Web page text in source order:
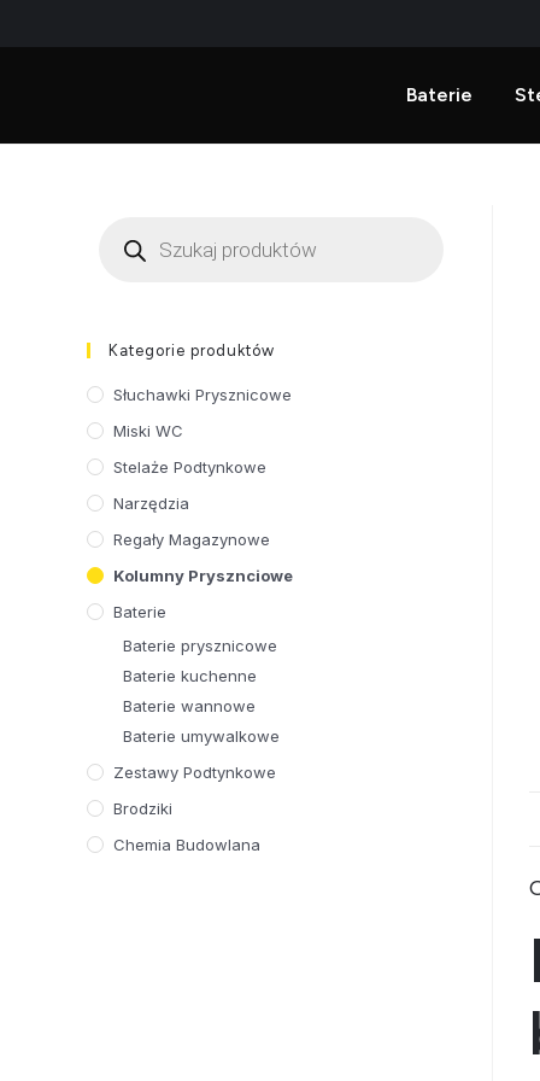
Baterie
Kategorie produktów
Słuchawki Prysznicowe
Miski WC
Stelaże Podtynkowe
Narzędzia
Regały Magazynowe
Kolumny Prysznciowe
Baterie
Baterie prysznicowe
Baterie kuchenne
Baterie wannowe
Baterie umywalkowe
Zestawy Podtynkowe
Brodziki
Chemia Budowlana